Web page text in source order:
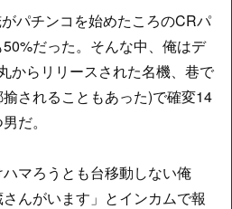
パチンコを始めたころのCRパ
だった。そんな中、俺はデ
からリリースされた名機、巷で
されることもあった)で確変14
だ。
マろうとも台移動しない俺
んがいます」とインカムで報